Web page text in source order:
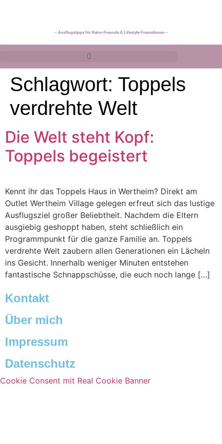
~ Ausflugstipps für Natur-Freunde & Lifestyle-Freundinnen ~
Schlagwort: Toppels
verdrehte Welt
Die Welt steht Kopf:
Toppels begeistert
Kennt ihr das Toppels Haus in Wertheim? Direkt am
Outlet Wertheim Village gelegen erfreut sich das lustige
Ausflugsziel großer Beliebtheit. Nachdem die Eltern
ausgiebig geshoppt haben, steht schließlich ein
Programmpunkt für die ganze Familie an. Toppels
verdrehte Welt zaubern allen Generationen ein Lächeln
ins Gesicht. Innerhalb weniger Minuten entstehen
fantastische Schnappschüsse, die euch noch lange […]
Kontakt
Über mich
Impressum
Datenschutz
Cookie Consent mit Real Cookie Banner